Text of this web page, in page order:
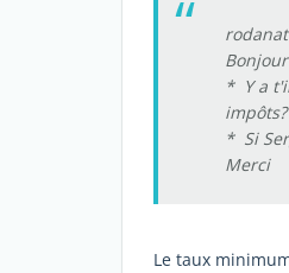
* Y a
* Si
Merci
Le taux